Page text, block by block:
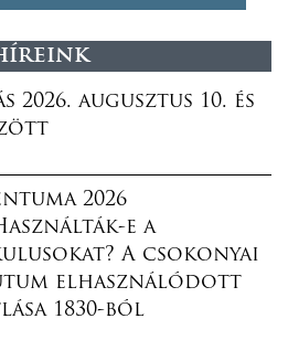
augusztus 10. és
2026
e a
A csokonyai
elhasználódott
1830-ból